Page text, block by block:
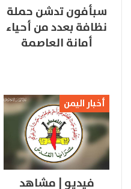
سبأفون تدشن حملة
نظافة بعدد من أحياء
أمانة العاصمة
أخبار اليمن
فيديو | مشاهد